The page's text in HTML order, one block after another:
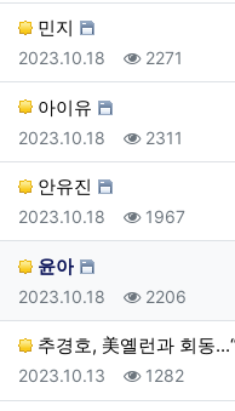
민지
등록일
2023.10.18 조회
2271
아이유
등록일
2023.10.18 조회
2311
안유진
등록일
2023.10.18 조회
1967
윤아
등록일
2023.10.18 조회
2206
추경호, 美옐런과 회동
등록일
2023.10.13 조회
1282